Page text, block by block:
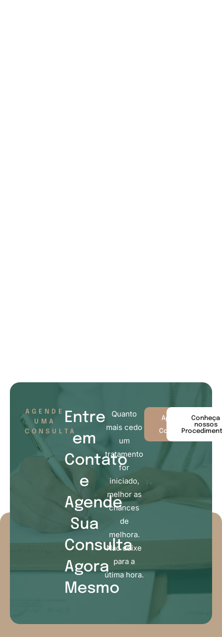
AGENDE
UMA
CONSULTA
Entre
em
Contato
e
Agende
Sua
Consulta
Agora
Mesmo
Quanto
mais cedo
um
tratamento
for
iniciado,
melhor as
chances
de
melhora.
Não deixe
para a
útima hora.
Agende
Consulta
Conheça
nossos